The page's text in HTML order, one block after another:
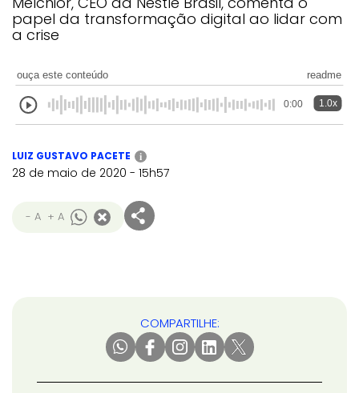
papel da transformação digital ao lidar com
a crise
ouça este conteúdo readme
0:00 1.0x
LUIZ GUSTAVO PACETE i
28 de maio de 2020 - 15h57
- A + A
COMPARTILHE: